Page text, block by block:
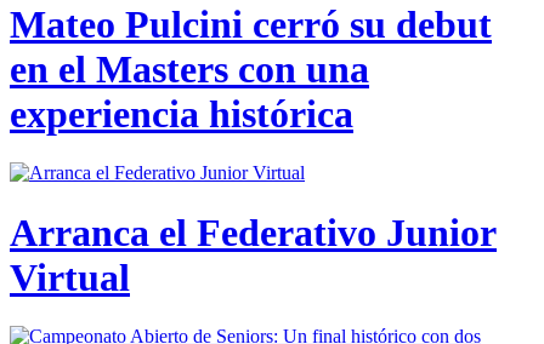
Mateo Pulcini cerró su debut
en el Masters con una
experiencia histórica
Arranca el Federativo Junior
Virtual